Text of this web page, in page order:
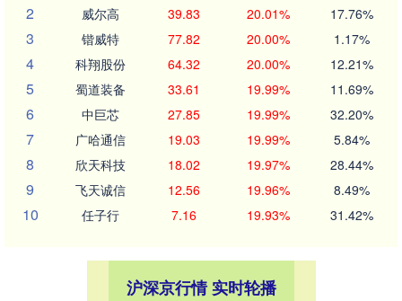
2 威尔高 39.83 20.01% 17.76%
3 锴威特 77.82 20.00% 1.17%
4 科翔股份 64.32 20.00% 12.21%
5 蜀道装备 33.61 19.99% 11.69%
6 中巨芯 27.85 19.99% 32.20%
7 广哈通信 19.03 19.99% 5.84%
8 欣天科技 18.02 19.97% 28.44%
9 飞天诚信 12.56 19.96% 8.49%
10 任子行 7.16 19.93% 31.42%
沪深京行情 实时轮播